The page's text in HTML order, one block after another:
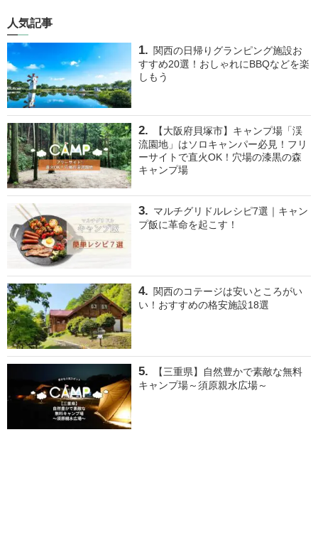
人気記事
関西の日帰りグランピング施設お
すすめ20選！おしゃれにBBQなどを楽
しもう
【大阪府貝塚市】キャンプ場「渓
流園地」はソロキャンパー必見！フリ
ーサイトで直火OK！穴場の漆黒の森
キャンプ場
マルチグリドルレシピ7選｜キャン
プ飯に革命を起こす！
関西のコテージは安いところがい
い！おすすめの格安施設18選
【三重県】自然豊かで素敵な無料
キャンプ場～須原親水広場～